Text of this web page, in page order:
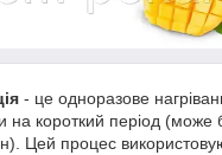
- це одноразове
на короткий період (може
Цей процес